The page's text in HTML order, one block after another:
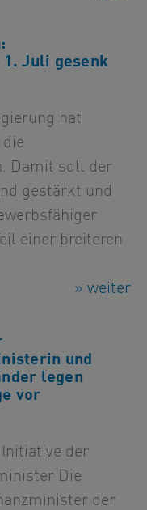
Juli gesenk
hat
Damit soll der
gestärkt und
einer breiteren
» weiter
und
legen
vor
der
Die
der